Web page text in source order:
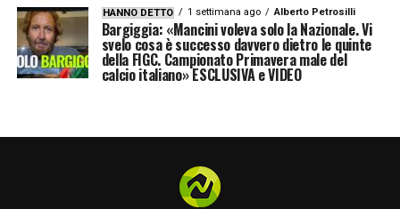
classifica c’è ovviamentel’Atalanta, la quale
ha ceduto ben 34 giocatori registrando un
profitto pari a250 milioni di euro. Alcune
società, invece, non riescono a lanciare
proprio settore giovanile, o almeno non
monetizzano quando ciò accade.
HANNO DETTO 1 settimana ago Alberto Petrosilli
Bargiggia: «Mancini voleva solo la Nazionale. Vi
svelo cosa è successo davvero dietro le quinte
della FIGC. Campionato Primavera male del
calcio italiano» ESCLUSIVA e VIDEO